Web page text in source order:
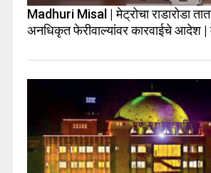
Madhuri Misal | मेट्रोचा राडारोडा
अनधिकृत फेरीवाल्यांवर कारवाईचे आदेश |